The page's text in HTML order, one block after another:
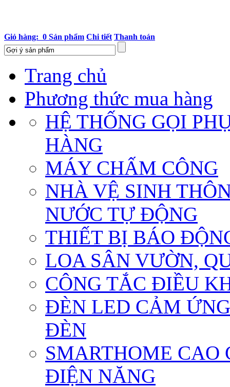
Giỏ hàng: 0 Sản phẩm Chi tiết Thanh toán
Trang chủ
Phương thức mua hàng
HỆ THỐNG GỌI
HÀNG
MÁY CHẤM CÔNG
NHÀ VỆ SINH
NƯỚC TỰ ĐỘNG
THIẾT BỊ BÁO
LOA SÂN VƯỜN,
CÔNG TẮC ĐIỀU
ĐÈN LED CẢM
ĐÈN
SMARTHOME CAO
ĐIỆN NĂNG